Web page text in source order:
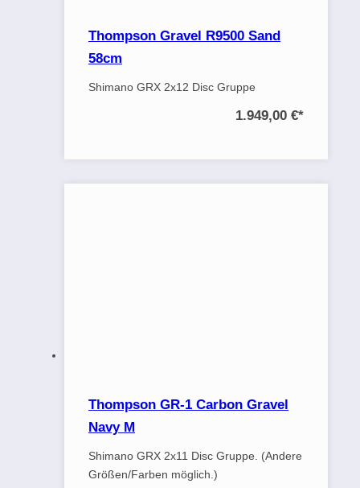
Thompson Gravel R9500 Sand
58cm
Shimano GRX 2x12 Disc Gruppe
1.949,00 €*
Thompson GR-1 Carbon Gravel
Navy M
Shimano GRX 2x11 Disc Gruppe. (Andere
Größen/Farben möglich.)